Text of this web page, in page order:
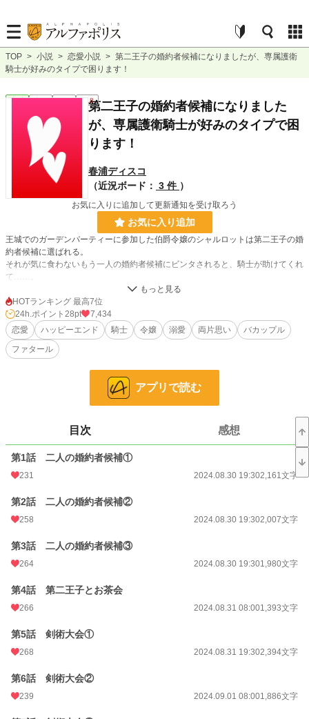
TOP > 小説 > 恋愛小説 > 第二王子の婚約者候補になりましたが、専属護衛
騎士が好みのタイプで困ります！
恋愛 完結 短編 R18第二王子の婚約者候補になりました
が、専属護衛騎士が好みのタイプで困
ります！
春浦ディスコ
（近況ボード： 3 件 ）
お気に入りに追加して更新通知を受け取ろう
お気に入り追加
王城でのガーデンパーティーに参加した伯爵令嬢のシャルロットは第二王子の婚
約者候補に選ばれる。
それが気に食わないもう一人の婚約者候補にビンタされると、騎士が助けてくれ
て……。
第二王子の婚約者候補になったシャルロットが堅物な専属護衛騎士のアランと両
片思いを経たのちに溺愛されるお話。
前作「婚活に失敗したら第四王子の家庭教師になりました」と同じ世界観です
が、単品でお読みいただけます。
21,945 位 / 228,692 件
9,557 位 / 66,343 件
文字数 70,826
初回公開日時
週間ポイント
月間ポイント 484 pt (35,358 位)
年間ポイント
累計ポイント 241,637 pt (17,682 位)
HOTランキング 最高7位
24h.ポイント 28pt
7,434
恋愛
ハッピーエンド 騎士 令嬢 溺愛 両片思い
バカップル
ファタール
アプリで読む
目次 感想
第1話 二人の婚約者候補①
231 2024.08.30 19:302,161文字
第2話 二人の婚約者候補②
258 2024.08.30 19:302,007文字
第3話 二人の婚約者候補③
264 2024.08.30 19:301,980文字
第4話 第二王子とお茶会
266 2024.08.31 08:001,393文字
第5話 剣術大会①
268 2024.08.31 19:302,394文字
第6話 剣術大会②
239 2024.09.01 08:001,886文字